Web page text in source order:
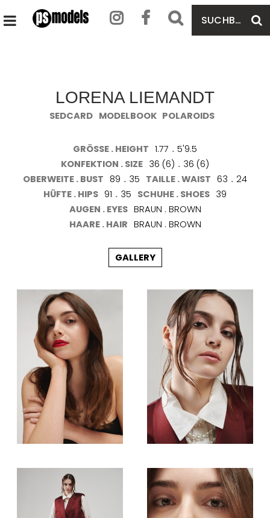
SUCHBEGRIFF
EINGEBEN
HAUPTMENÜ
LORENA LIEMANDT
SEDCARD MODELBOOK POLAROIDS
GRÖSSE . HEIGHT 1.77 . 5'9.5
KONFEKTION . SIZE 36 (6) . 36 (6)
OBERWEITE . BUST 89 . 35 TAILLE . WAIST 63 . 24
HÜFTE . HIPS 91 . 35 SCHUHE . SHOES 39
AUGEN . EYES BRAUN . BROWN
HAARE . HAIR BRAUN . BROWN
GALLERY